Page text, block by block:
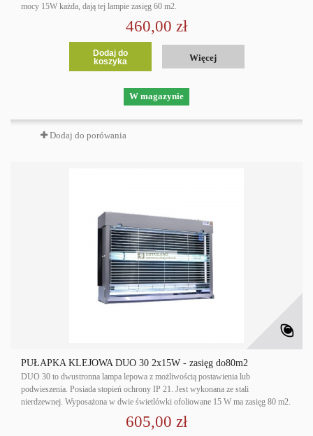
mocy 15W każda, dają tej lampie zasięg 60 m2.
460,00 zł
Dodaj do
koszyka
Więcej
W magazynie
Dodaj do porówania
PUŁAPKA KLEJOWA DUO 30 2x15W - zasięg do80m2
DUO 30 to dwustronna lampa lepowa z możliwością postawienia lub
podwieszenia. Posiada stopień ochrony IP 21. Jest wykonana ze stali
nierdzewnej. Wyposażona w dwie świetlówki ofoliowane 15 W ma zasięg 80 m2.
605,00 zł